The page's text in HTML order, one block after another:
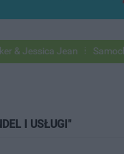
Jean Samochody
I USŁUGI"